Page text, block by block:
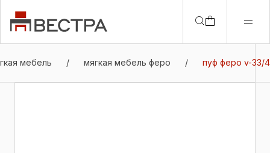
мебель / мягкая мебель феро / пуф феро v-33/4